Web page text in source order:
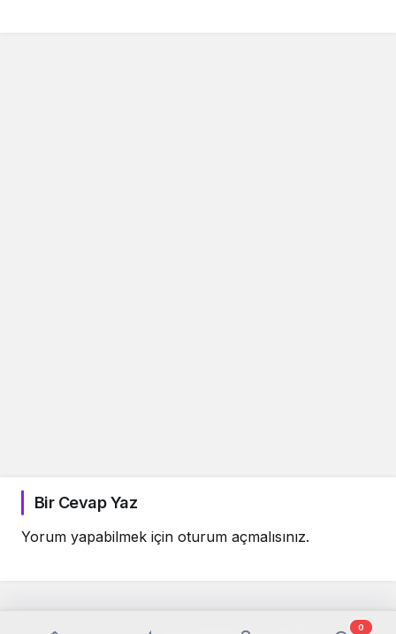
Bir Cevap Yaz
Yorum yapabilmek için oturum açmalısınız.
0